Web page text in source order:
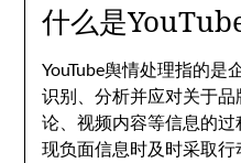
什么是
YouTube舆情处理指的是
识别、分析并应对关于
论、视频内容等信息的
现负面信息时及时采取行